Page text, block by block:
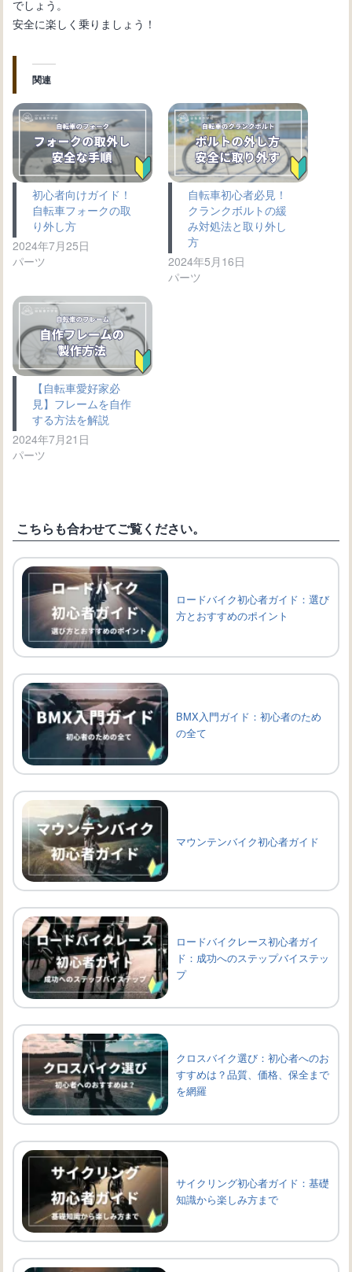
でしょう。
安全に楽しく乗りましょう！
関連
初心者向けガイド！
自転車フォークの取
り外し方
2024年7月25日
パーツ
自転車初心者必見！
クランクボルトの緩
み対処法と取り外し
方
2024年5月16日
パーツ
【自転車愛好家必
見】フレームを自作
する方法を解説
2024年7月21日
パーツ
こちらも合わせてご覧ください。
ロードバイク初心者ガイド：選び
方とおすすめのポイント
BMX入門ガイド：初心者のため
の全て
マウンテンバイク初心者ガイド
ロードバイクレース初心者ガイ
ド：成功へのステップバイステッ
プ
クロスバイク選び：初心者へのお
すすめは？品質、価格、保全まで
を網羅
サイクリング初心者ガイド：基礎
知識から楽しみ方まで